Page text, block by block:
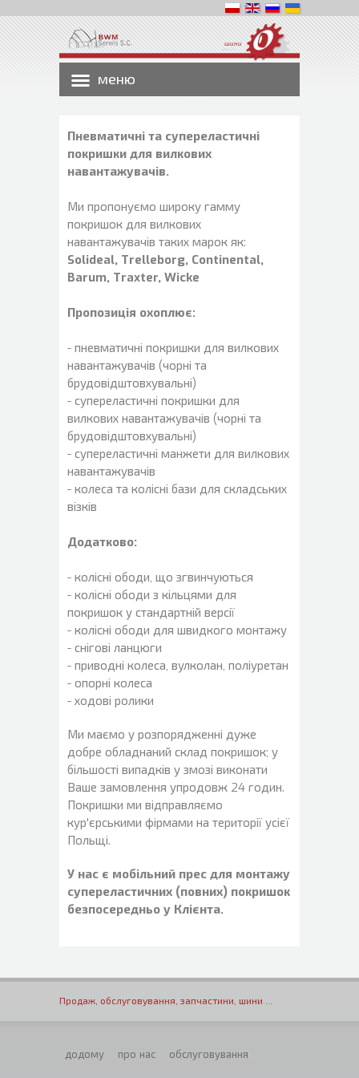
шини
меню
Пневматичні та супереластичні
покришки для вилкових
навантажувачів.
Ми пропонуємо широку гамму
покришок для вилкових
навантажувачів таких марок як:
Solideal, Trelleborg, Continental,
Barum, Traxter, Wicke
Пропозиція охоплює:
- пневматичні покришки для вилкових
навантажувачів (чорні та
брудовідштовхувальні)
- супереластичні покришки для
вилкових навантажувачів (чорні та
брудовідштовхувальні)
- супереластичні манжети для вилкових
навантажувачів
- колеса та колісні бази для складських
візків
Додатково:
- колісні ободи, що згвинчуються
- колісні ободи з кільцями для
покришок у стандартній версії
- колісні ободи для швидкого монтажу
- снігові ланцюги
- приводні колеса, вулколан, поліуретан
- опорні колеса
- ходові ролики
Ми маємо у розпорядженні дуже
добре обладнаний склад покришок; у
більшості випадків у змозі виконати
Ваше замовлення упродовж 24 годин.
Покришки ми відправляємо
кур'єрськими фірмами на території усієї
Польщі.
У нас є мобільний прес для монтажу
супереластичних (повних) покришок
безпосередньо у Клієнта.
Продаж, обслуговування, запчастини, шини ...
додому про нас обслуговування